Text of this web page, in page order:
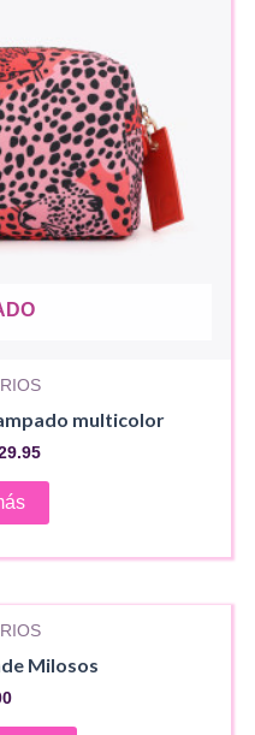
multicolor
El
Milosos